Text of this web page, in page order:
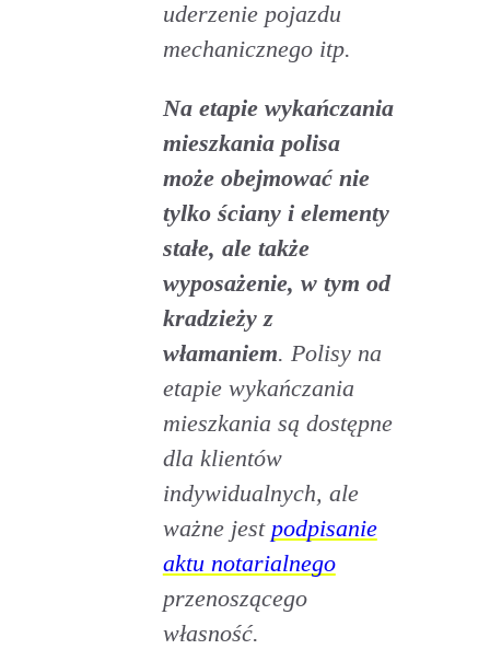
uderzenie pojazdu
mechanicznego itp.
Na etapie wykańczania
mieszkania polisa
może obejmować nie
tylko ściany i elementy
stałe, ale także
wyposażenie, w tym od
kradzieży z
włamaniem. Polisy na
etapie wykańczania
mieszkania są dostępne
dla klientów
indywidualnych, ale
ważne jest podpisanie
aktu notarialnego
przenoszącego
własność.